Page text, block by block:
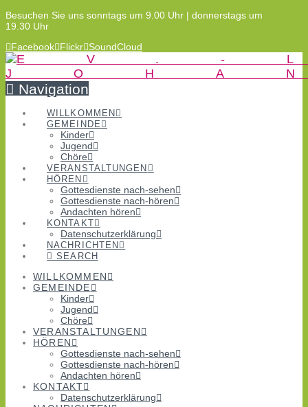
Besuchen Sie uns sonntags um 9.00 Uhr | donnerstags um
19.30 Uhr
Facebook Flickr SoundCloud
Navigation
WILLKOMMEN
GEMEINDE
Kinder
Jugend
Chöre
VERANSTALTUNGEN
HÖREN
Gottesdienste nach-sehen
Gottesdienste nach-hören
Andachten hören
KONTAKT
Datenschutzerklärung
NACHRICHTEN
SEARCH
WILLKOMMEN
GEMEINDE
Kinder
Jugend
Chöre
VERANSTALTUNGEN
HÖREN
Gottesdienste nach-sehen
Gottesdienste nach-hören
Andachten hören
KONTAKT
Datenschutzerklärung